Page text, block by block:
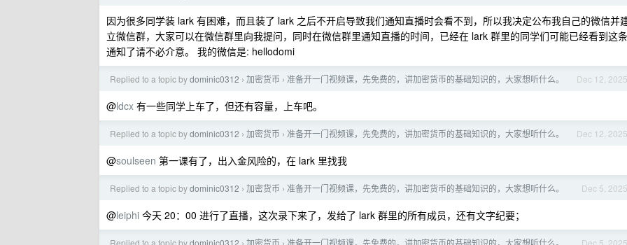
因为很多同学装 lark 有困难，而且装了 lark 之后不开启导致我们通知直播时会看不到，所以我决定公布我自己的微信并
立微信群，大家可以在微信群里向我提问，同时在微信群里通知直播的时间，已经在 lark 群里的同学们可能已经看到这条
通知了请不必介意。 我的微信是: hellodomi
Dec 12, 2025
Replied to a topic bydominic0312 › 加密货币 › 准备开一门视频课，先免费的，讲加密货币的基础知识的，大家想听什么。
@ldcx 有一些同学上车了，但还有容量，上车吧。
Dec 12, 2025
Replied to a topic bydominic0312 › 加密货币 › 准备开一门视频课，先免费的，讲加密货币的基础知识的，大家想听什么。
@soulseen 第一课有了，出入金风险的，在 lark 里找我
Dec 5, 2025
Replied to a topic bydominic0312 › 加密货币 › 准备开一门视频课，先免费的，讲加密货币的基础知识的，大家想听什么。
@leiphi 今天 20：00 进行了直播，这次录下来了，发给了 lark 群里的所有成员，还有文字纪要；
Dec 5, 2025
Replied to a topic bydominic0312 加密货币 准备开一门视频课，先免费的，讲加密货币的基础知识的，大家想听什么。